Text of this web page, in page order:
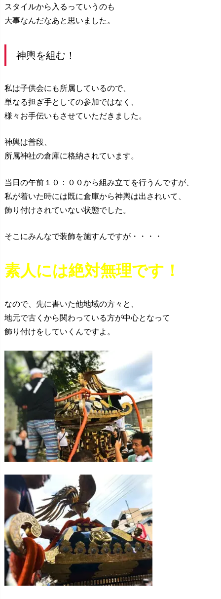
スタイルから入るっていうのも
大事なんだなあと思いました。
神輿を組む！
私は子供会にも所属しているので、
単なる担ぎ手としての参加ではなく、
様々お手伝いもさせていただきました。
神輿は普段、
所属神社の倉庫に格納されています。
当日の午前１０：００から組み立てを行うんですが、
私が着いた時には既に倉庫から神輿は出されいて、
飾り付けされていない状態でした。
そこにみんなで装飾を施すんですが・・・・
素人には絶対無理です！
なので、先に書いた他地域の方々と、
地元で古くから関わっている方が中心となって
飾り付けをしていくんですよ。